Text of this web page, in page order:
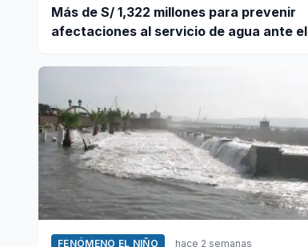
Más de S/ 1,322 millones para prevenir
afectaciones al servicio de agua ante el
FENÓMENO EL NIÑO hace 2 semanas